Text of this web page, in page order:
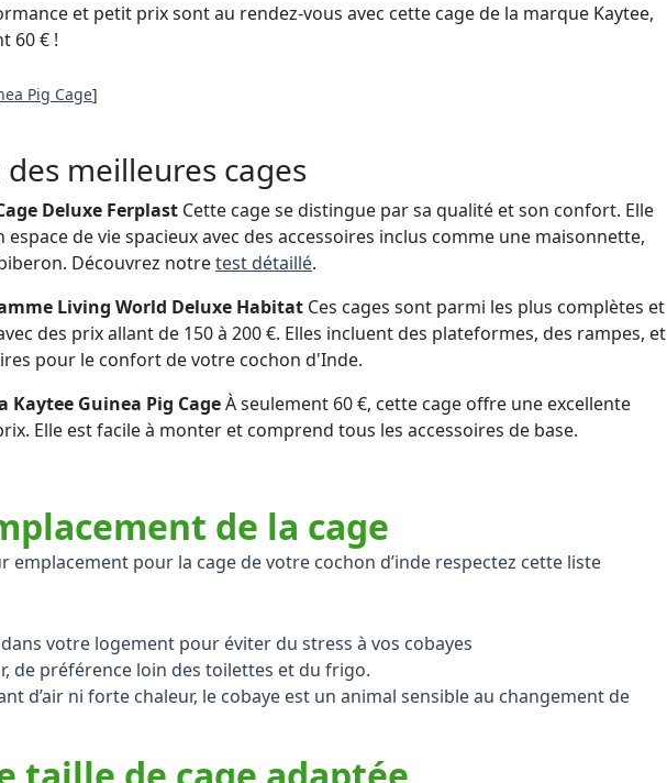
et petit prix sont au rendez-vous avec cette cage de la marque Kaytee,
60 € !
Pig Cage]
meilleures cages
Deluxe Ferplast Cette cage se distingue par sa qualité et son confort. Elle
de vie spacieux avec des accessoires inclus comme une maisonnette,
Découvrez notretest détaillé.
Living World Deluxe Habitat Ces cages sont parmi les plus complètes et
des prix allant de 150 à 200 €. Elles incluent des plateformes, des rampes, et
pour le confort de votre cochon d'Inde.
Kaytee Guinea Pig CageÀ seulement 60 €, cette cage offre une excellente
Elle est facile à monter et comprend tous les accessoires de base.
de la cage
emplacement pour la cage de votre cochon d’inde respectez cette liste
votre logement pour éviter du stress à vos cobayes
de préférence loin des toilettes et du frigo.
d’air ni forte chaleur, le cobaye est un animal sensible au changement de